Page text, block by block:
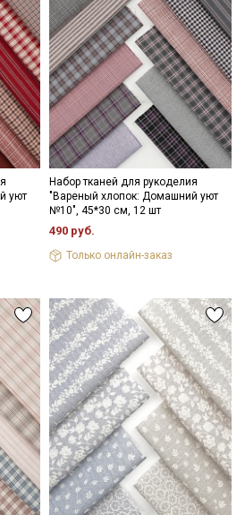
уют
Набор тканей для рукоделия
"Вареный хлопок: Домашний уют
№10", 45*30 см, 12 шт
490 руб.
Только онлайн-заказ